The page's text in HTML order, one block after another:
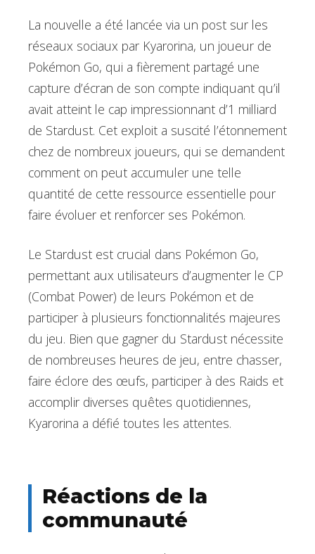
La nouvelle a été lancée via un post sur les
réseaux sociaux par Kyarorina, un joueur de
Pokémon Go, qui a fièrement partagé une
capture d’écran de son compte indiquant qu’il
avait atteint le cap impressionnant d’1 milliard
de Stardust. Cet exploit a suscité l’étonnement
chez de nombreux joueurs, qui se demandent
comment on peut accumuler une telle
quantité de cette ressource essentielle pour
faire évoluer et renforcer ses Pokémon.
Le Stardust est crucial dans Pokémon Go,
permettant aux utilisateurs d’augmenter le CP
(Combat Power) de leurs Pokémon et de
participer à plusieurs fonctionnalités majeures
du jeu. Bien que gagner du Stardust nécessite
de nombreuses heures de jeu, entre chasser,
faire éclore des œufs, participer à des Raids et
accomplir diverses quêtes quotidiennes,
Kyarorina a défié toutes les attentes.
Réactions de la
communauté